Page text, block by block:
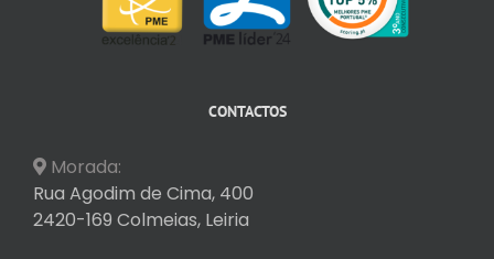
CONTACTOS
Morada:
Rua Agodim de Cima, 400
2420-169 Colmeias, Leiria